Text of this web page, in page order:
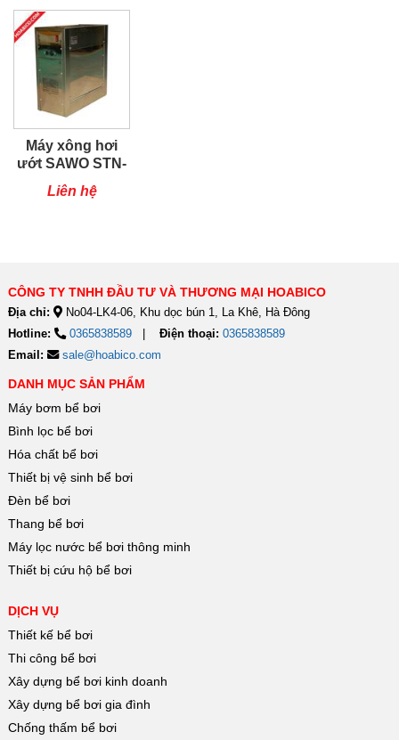
Máy xông hơi
ướt SAWO STN-
60-C1/3
Liên hệ
CÔNG TY TNHH ĐẦU TƯ VÀ THƯƠNG MẠI HOABICO
Địa chỉ:
No04-LK4-06, Khu dọc bún 1, La Khê, Hà Đông
Hotline:
0365838589 Điện thoại: 0365838589
Email:
sale@hoabico.com
DANH MỤC SẢN PHẨM
Máy bơm bể bơi
Bình lọc bể bơi
Hóa chất bể bơi
Thiết bị vệ sinh bể bơi
Đèn bể bơi
Thang bể bơi
Máy lọc nước bể bơi thông minh
Thiết bị cứu hộ bể bơi
DỊCH VỤ
Thiết kế bể bơi
Thi công bể bơi
Xây dựng bể bơi kinh doanh
Xây dựng bể bơi gia đình
Chống thấm bể bơi